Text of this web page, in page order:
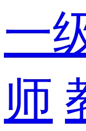
一
师